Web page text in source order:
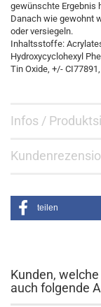
gewünschte Ergebnis
Danach wie gewohnt
oder versiegeln.
Inhaltsstoffe:
Hydroxycyclohexyl
Tin Oxide, +/-
Infos /
teilen
Kunden,
auch folgende